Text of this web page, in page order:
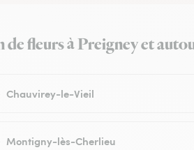
fleurs à Preigney et
Chauvirey-le-Vieil
Montigny-lès-Cherlieu